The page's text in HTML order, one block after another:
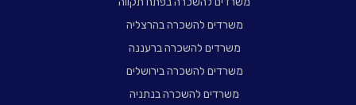
משרדים להשכרה בהרצליה
משרדים להשכרה ברעננה
משרדים להשכרה בירושלים
משרדים להשכרה בנתניה